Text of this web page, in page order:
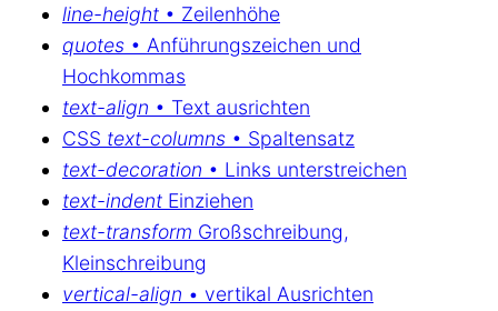
line-height • Zeilenhöhe
quotes • Anführungszeichen und
Hochkommas
text-align • Text ausrichten
CSS text-columns • Spaltensatz
text-decoration • Links unterstreichen
text-indent Einziehen
text-transform Großschreibung,
Kleinschreibung
vertical-align • vertikal Ausrichten